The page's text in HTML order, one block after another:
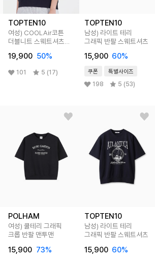
TOPTEN10
여성) COOLAir코튼
더블니트 스웨트셔츠
19,900 50%
101 5 (17)
TOPTEN10
남성) 라이트 테리
그래픽 반팔 스웨트셔츠
15,900 60%
쿠폰 특별사이즈
198 5 (53)
POLHAM
여성) 쿨테리 그래픽
크롭 반팔 맨투맨
15,900 73%
TOPTEN10
남성) 라이트 테리
그래픽 반팔 스웨트셔츠
15,900 60%